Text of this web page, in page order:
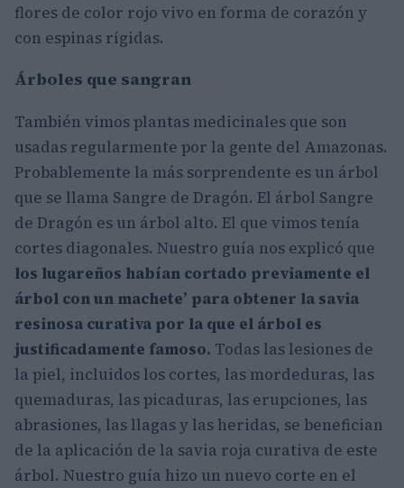
flores de color rojo vivo en forma de corazón y
con espinas rígidas.
Árboles que sangran
También vimos plantas medicinales que son
usadas regularmente por la gente del Amazonas.
Probablemente la más sorprendente es un árbol
que se llama Sangre de Dragón. El árbol Sangre
de Dragón es un árbol alto. El que vimos tenía
cortes diagonales. Nuestro guía nos explicó que
los lugareños habían cortado previamente el
árbol con un machete’ para obtener la savia
resinosa curativa por la que el árbol es
justificadamente famoso. Todas las lesiones de
la piel, incluidos los cortes, las mordeduras, las
quemaduras, las picaduras, las erupciones, las
abrasiones, las llagas y las heridas, se benefician
de la aplicación de la savia roja curativa de este
árbol. Nuestro guía hizo un nuevo corte en el